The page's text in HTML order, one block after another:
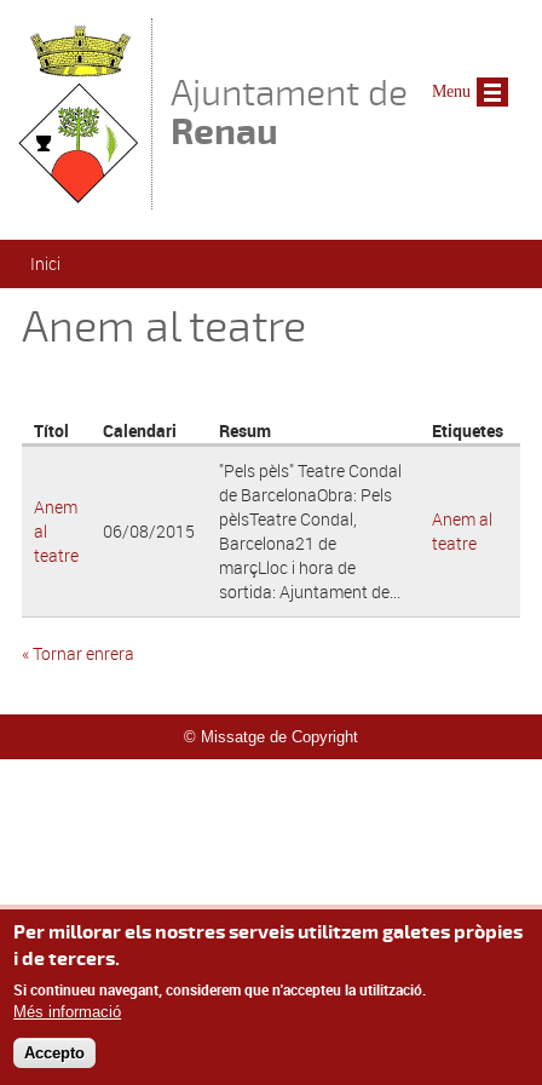
Ajuntament de
Renau
Esteu aquí
Inici
Anem al teatre
Títol Calendari Resum Etiquetes
Anem
al
teatre
06/08/2015
"Pels pèls" Teatre Condal
de BarcelonaObra: Pels
pèlsTeatre Condal,
Barcelona21 de
marçLloc i hora de
sortida: Ajuntament de...
Anem al
teatre
« Tornar enrera
© Missatge de Copyright
Menu
Per millorar els nostres serveis utilitzem galetes pròpies
i de tercers.
Si continueu navegant, considerem que n'accepteu la utilització.
Més informació
Accepto